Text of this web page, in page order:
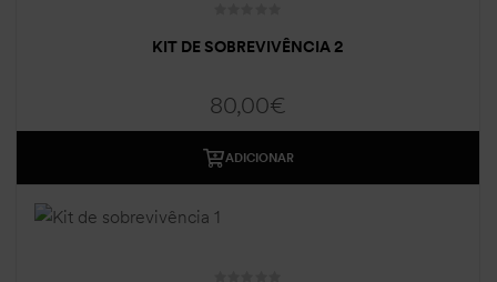
KIT DE SOBREVIVÊNCIA 2
80,00€
ADICIONAR